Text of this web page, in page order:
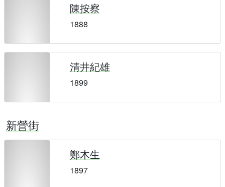
陳按察
1888
清井紀雄
1899
新營街
鄭木生
1897